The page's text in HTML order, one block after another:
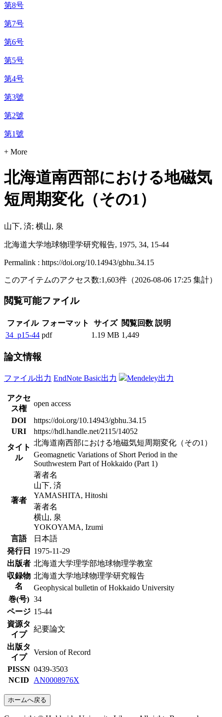
第8号
第7号
第6号
第5号
第4号
第3號
第2號
第1號
+ More
北海道南西部における地磁気
短周期変化（その1）
山下, 済; 横山, 泉
北海道大学地球物理学研究報告, 1975, 34, 15-44
Permalink : https://doi.org/10.14943/gbhu.34.15
このアイテムのアクセス数:1,603件 （2026-08-06 17:25 集計）
閲覧可能ファイル
ファイル フォーマット サイズ 閲覧回数 説明
34_p15-44 pdf 1.19 MB 1,449
論文情報
ファイル出力 EndNote Basic出力 Mendeley出力
アクセ
ス権
open access
DOI
https://doi.org/10.14943/gbhu.34.15
URI
https://hdl.handle.net/2115/14052
タイト
ル
北海道南西部における地磁気短周期変化（その1）
Geomagnetic Variations of Short Period in the
Southwestern Part of Hokkaido (Part 1)
著者
著者名
山下, 済
YAMASHITA, Hitoshi
著者名
横山, 泉
YOKOYAMA, Izumi
言語
日本語
発行日
1975-11-29
出版者 北海道大学理学部地球物理学教室
収録物
名
北海道大学地球物理学研究報告
Geophysical bulletin of Hokkaido University
巻(号) 34
ページ 15-44
資源タ
イプ
紀要論文
出版タ
イプ
Version of Record
PISSN 0439-3503
NCID
AN0008976X
ホームへ戻る